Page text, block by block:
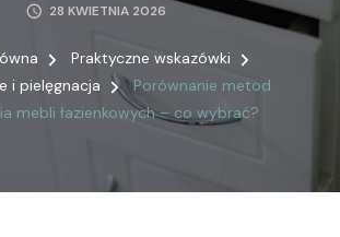
28 KWIETNIA 2026
Praktyczne wskazówki
i pielęgnacja
Porównanie metod
mebli łazienkowych – co wybrać?